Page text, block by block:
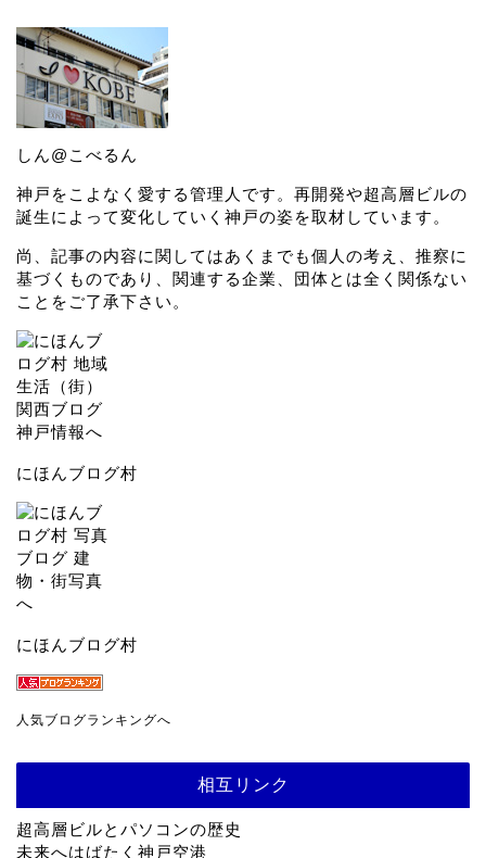
しん@こべるん
神戸をこよなく愛する管理人です。再開発や超高層ビルの
誕生によって変化していく神戸の姿を取材しています。
尚、記事の内容に関してはあくまでも個人の考え、推察に
基づくものであり、関連する企業、団体とは全く関係ない
ことをご了承下さい。
にほんブログ村
にほんブログ村
人気ブログランキングへ
相互リンク
超高層ビルとパソコンの歴史
未来へはばたく神戸空港